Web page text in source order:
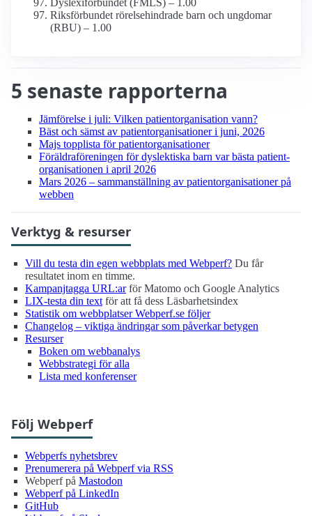
Dyslexi­förbundet (FMLS) – 1.00
Riksförbundet rörelsehindrade barn och ungdomar
(RBU) – 1.00
5 senaste rapporterna
Jämförelse i juli: Vilken patient­organisation vann?
Bäst och sämst av patient­organisationer i juni, 2026
Majs topplista för patient­organisationer
Föräldra­föreningen för dyslektiska barn var bästa patient­
organisationen i april 2026
Mars 2026 – sammanställning av patient­organisationer på
webben
Verktyg & resurser
Vill du testa din egen webbplats med Webperf? Du får
resultatet inom en timme.
Kampanjtagga URL:arför Matomo och Google Analytics
LIX-testa din text för att få dess Läsbarhetsindex
Statistik om webbplatser Webperf.se följer
Changelog – viktiga ändringar som påverkar betygen
Resurser
Boken om webbanalys
Webbstrategi för alla
Lista med konferenser
Följ Webperf
Webperfs nyhetsbrev
Prenumerera på Webperf via RSS
Webperf på Mastodon
Webperf på LinkedIn
GitHub